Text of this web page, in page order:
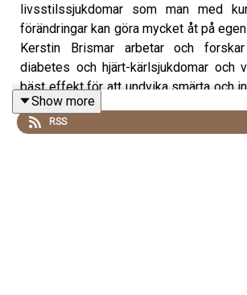
livsstilssjukdomar som man med
förändringar kan göra mycket åt på
Kerstin Brismar arbetar och
diabetes och hjärt-kärlsjukdomar och
bäst effekt för att undvika smärta och
att bibehålla sin vitalitet och leva ett
mediciner. Kerstin slår också hål på
Show more
RSS